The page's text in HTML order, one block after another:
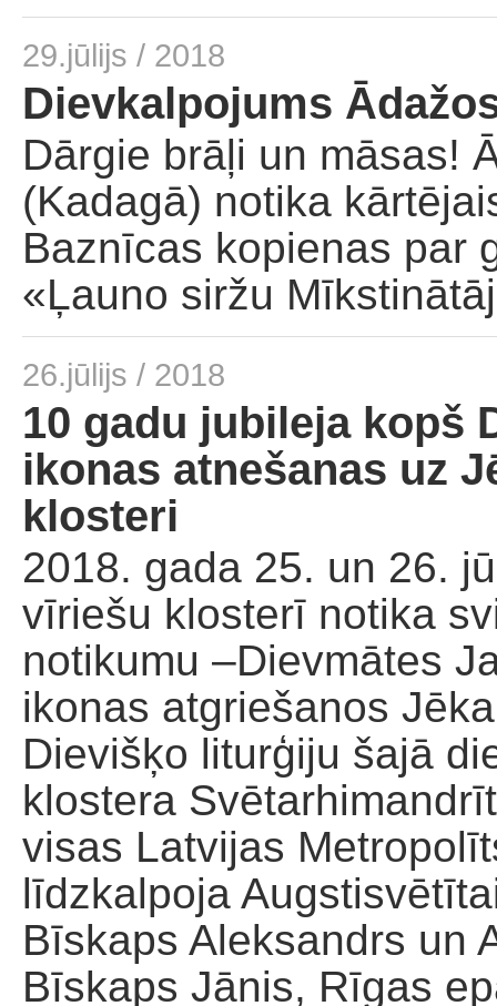
29.jūlijs / 2018
Dievkalpojums
Dārgie brāļi un māsas!
(Kadagā) notika
Baznīcas kopienas par
«Ļauno siržu
26.jūlijs / 2018
10 gadu jubileja kopš
ikonas atnešanas uz
klosteri
2018. gada 25. un 26.
vīriešu klosterī notika
notikumu –Dievmātes
ikonas atgriešanos
Dievišķo liturģiju šajā
klostera
visas Latvijas
līdzkalpoja
Bīskaps Aleksandrs un
Bīskaps Jānis, Rīgas